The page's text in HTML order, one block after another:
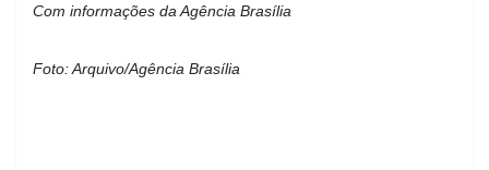
Com informações da Agência Brasília
Foto: Arquivo/Agência Brasília